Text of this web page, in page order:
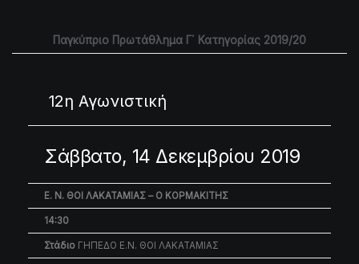
Παγκύπριο Πρωτάθλημα Γ΄ Κατηγορίας 2019/20
12η Αγωνιστική
Σάββατο, 14 Δεκεμβρίου 2019
Ε. Ν. ΘΟΙ ΛΑΚΑΤΑΜΙΑΣ – Ο ΚΟΡΜΑΚΙΤΗΣ
14:30
Στάδιο ΓΗΠΕΔΟ Ε.Ν. ΘΟΙ ΛΑΚΑΤΑΜΙΑΣ